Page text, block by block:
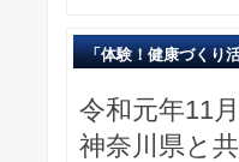
「体験！健康づくり
令和元年11
神奈川県と